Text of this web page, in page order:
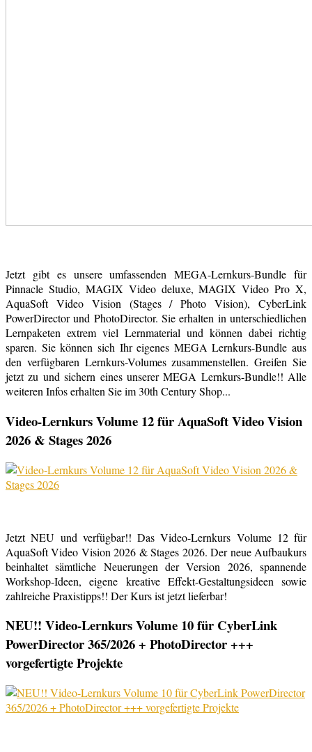
Jetzt gibt es unsere umfassenden MEGA-Lernkurs-Bundle für
Pinnacle Studio, MAGIX Video deluxe, MAGIX Video Pro X,
AquaSoft Video Vision (Stages / Photo Vision), CyberLink
PowerDirector und PhotoDirector. Sie erhalten in unterschiedlichen
Lernpaketen extrem viel Lernmaterial und können dabei richtig
sparen. Sie können sich Ihr eigenes MEGA Lernkurs-Bundle aus
den verfügbaren Lernkurs-Volumes zusammenstellen. Greifen Sie
jetzt zu und sichern eines unserer MEGA Lernkurs-Bundle!! Alle
weiteren Infos erhalten Sie im 30th Century Shop...
Video-Lernkurs Volume 12 für AquaSoft Video Vision
2026 & Stages 2026
Jetzt NEU und verfügbar!! Das Video-Lernkurs Volume 12 für
AquaSoft Video Vision 2026 & Stages 2026. Der neue Aufbaukurs
beinhaltet sämtliche Neuerungen der Version 2026, spannende
Workshop-Ideen, eigene kreative Effekt-Gestaltungsideen sowie
zahlreiche Praxistipps!! Der Kurs ist jetzt lieferbar!
NEU!! Video-Lernkurs Volume 10 für CyberLink
PowerDirector 365/2026 + PhotoDirector +++
vorgefertigte Projekte